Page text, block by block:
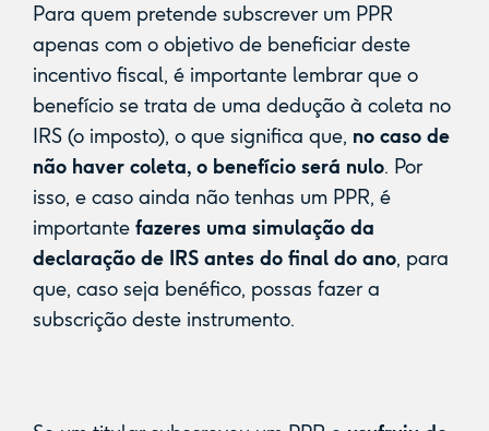
Para quem pretende subscrever um PPR
apenas com o objetivo de beneficiar deste
incentivo fiscal, é importante lembrar que o
benefício se trata de uma dedução à coleta no
IRS (o imposto), o que significa que, no caso de
não haver coleta, o benefício será nulo. Por
isso, e caso ainda não tenhas um PPR, é
importante fazeres uma simulação da
declaração de IRS antes do final do ano, para
que, caso seja benéfico, possas fazer a
subscrição deste instrumento.